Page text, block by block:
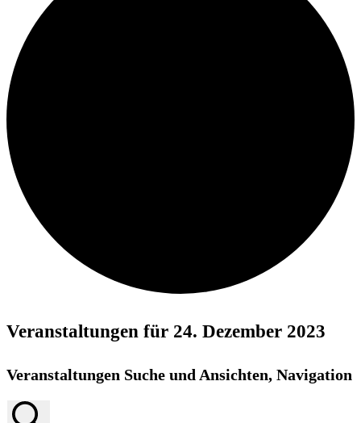
Veranstaltungen für 24. Dezember 2023
Veranstaltungen Suche und Ansichten, Navigation